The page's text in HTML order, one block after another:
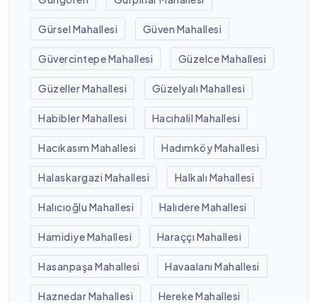
Gürsel Mahallesi Güven Mahallesi
Güvercintepe Mahallesi Güzelce Mahallesi
Güzeller Mahallesi Güzelyalı Mahallesi
Habibler Mahallesi Hacıhalil Mahallesi
Hacıkasım Mahallesi Hadımköy Mahallesi
Halaskargazi Mahallesi Halkalı Mahallesi
Halıcıoğlu Mahallesi Halıdere Mahallesi
Hamidiye Mahallesi Haraççı Mahallesi
Hasanpaşa Mahallesi Havaalanı Mahallesi
Haznedar Mahallesi Hereke Mahallesi